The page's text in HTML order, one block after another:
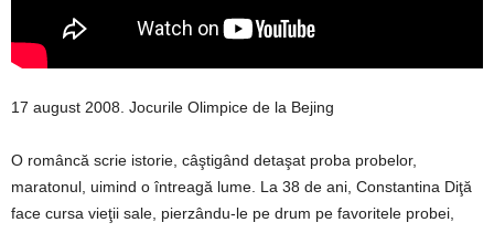
17 august 2008. Jocurile Olimpice de la Bejing
O româncă scrie istorie, câştigând detaşat proba probelor,
maratonul, uimind o întreagă lume. La 38 de ani, Constantina Diţă
face cursa vieţii sale, pierzându-le pe drum pe favoritele probei,